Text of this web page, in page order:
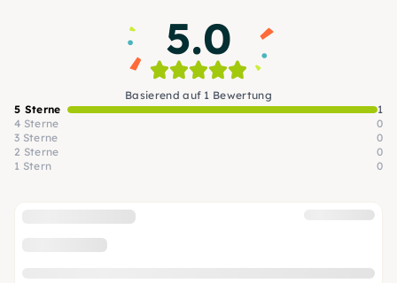
5.0
Basierend auf 1 Bewertung
5 Sterne
1
4 Sterne
0
3 Sterne
0
2 Sterne
0
1 Stern
0